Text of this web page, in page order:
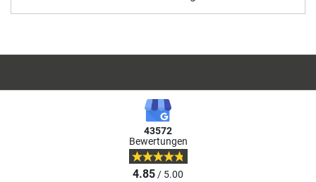
43572
Bewertungen
4.85/ 5.00